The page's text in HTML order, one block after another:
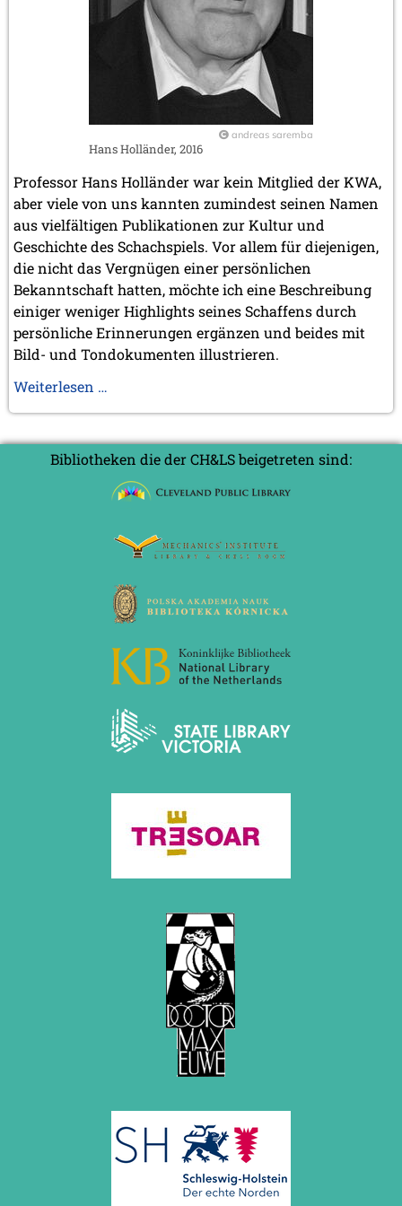
März 2023 (1 Eintrag)
Februar 2023 (2 Einträge)
November 2022 (2 Einträge)
Oktober 2022 (1 Eintrag)
März 2022 (1 Eintrag)
2021
Dezember 2021 (1 Eintrag)
November 2021 (1 Eintrag)
Oktober 2021 (1 Eintrag)
August 2021 (1 Eintrag)
2019
Oktober 2019 (1 Eintrag)
Mai 2019 (1 Eintrag)
2017
Juni 2017 (1 Eintrag)
2012
Mai 2012 (1 Eintrag)
April 2012 (6 Einträge)
März 2012 (2 Einträge)
Februar 2012 (3 Einträge)
November 2011 (2 Einträge)
August 2011 (3 Einträge)
Juni 2011 (2 Einträge)
Mai 2011 (2 Einträge)
April 2011 (5 Einträge)
März 2011 (1 Eintrag)
Februar 2011 (1 Eintrag)
Januar 2011 (4 Einträge)
Dezember 2010 (1 Eintrag)
November 2010 (2 Einträge)
Oktober 2010 (1 Eintrag)
September 2010 (1 Eintrag)
Februar 2010 (1 Eintrag)
Januar 2010 (4 Einträge)
Dezember 2009 (3 Einträge)
November 2009 (4 Einträge)
Oktober 2009 (4 Einträge)
September 2009 (1 Eintrag)
Mai 2009 (3 Einträge)
Februar 2009 (1 Eintrag)
November 2008 (8 Einträge)
andreas saremba
Hans Holländer, 2016
Professor Hans Holländer war kein Mitglied der KWA,
aber viele von uns kannten zumindest seinen Namen
aus vielfältigen Publikationen zur Kultur und
Geschichte des Schachspiels. Vor allem für diejenigen,
die nicht das Vergnügen einer persönlichen
Bekanntschaft hatten, möchte ich eine Beschreibung
einiger weniger Highlights seines Schaffens durch
persönliche Erinnerungen ergänzen und beides mit
Bild- und Tondokumenten illustrieren.
Weiterlesen …
Holländer
Bibliotheken die der CH&LS beigetreten sind: